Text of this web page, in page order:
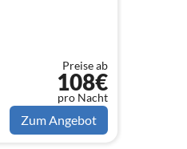
Preise ab
108€
pro Nacht
Zum Angebot